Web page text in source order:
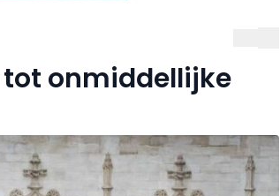
onmiddellijke